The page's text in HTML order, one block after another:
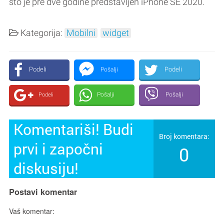
Kategorija: Mobilni widget
Podeli Pošalji Podeli
Podeli Pošalji Pošalji
Komentariši! Budi
prvi i započni
diskusiju!
Broj komentara:
0
Postavi komentar
Vaš komentar: